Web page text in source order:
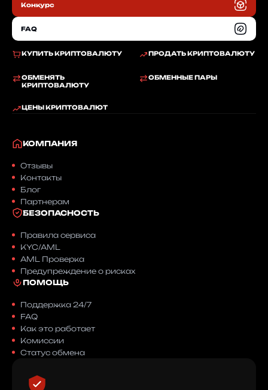
КУПИТЬ КРИПТОВАЛЮТУ ПРОДАТЬ КРИПТОВАЛЮТУ
ОБМЕНЯТЬ
КРИПТОВАЛЮТУ
ОБМЕННЫЕ ПАРЫ
ЦЕНЫ КРИПТОВАЛЮТ
Конкурс
FAQ
КОМПАНИЯ
Отзывы
Контакты
Блог
Партнерам
БЕЗОПАСНОСТЬ
Правила сервиса
KYC/AML
AML Проверка
Предупреждение о рисках
ПОМОЩЬ
Поддержка 24/7
FAQ
Как это работает
Комиссии
Статус обмена